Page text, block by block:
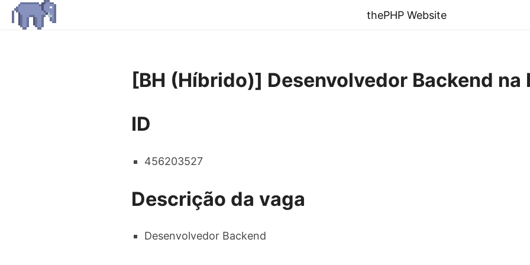
thePHP Website
[BH (Híbrido)] Desenvolvedor Backend na
ID
456203527
Descrição da vaga
Desenvolvedor Backend